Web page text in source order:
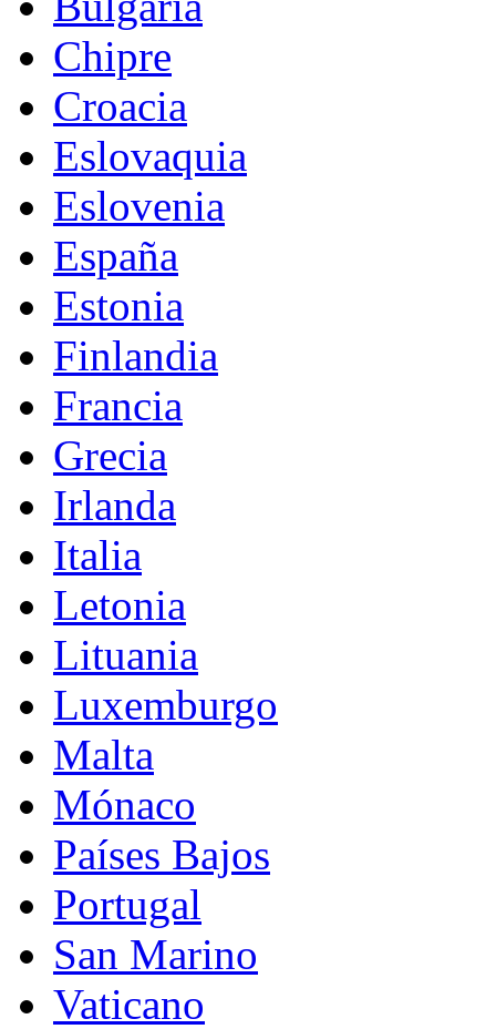
Chipre
Croacia
Eslovaquia
Eslovenia
España
Estonia
Finlandia
Francia
Grecia
Irlanda
Italia
Letonia
Lituania
Luxemburgo
Malta
Mónaco
Países Bajos
Portugal
San Marino
Vaticano